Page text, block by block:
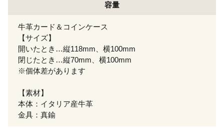
容量
牛革カード＆コインケース
【サイズ】
開いたとき…縦118mm、横100mm
閉じたとき…縦70mm、横100mm
※個体差があります
【素材】
本体：イタリア産牛革
金具：真鍮